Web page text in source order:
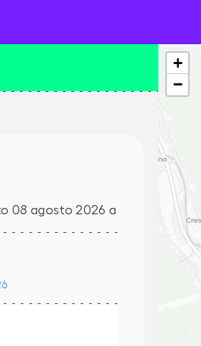
+
−
08 agosto 2026 a